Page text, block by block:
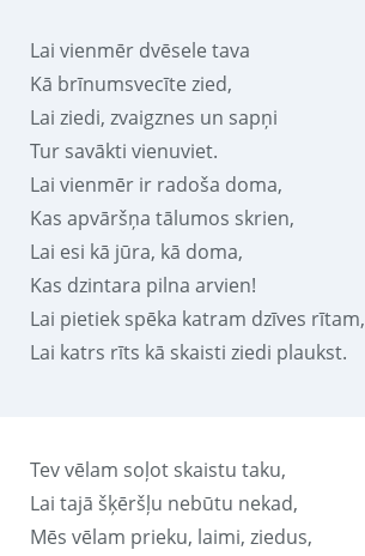
Lai vienmēr dvēsele tava
Kā brīnumsvecīte zied,
Lai ziedi, zvaigznes un sapņi
Tur savākti vienuviet.
Lai vienmēr ir radoša doma,
Kas apvāršņa tālumos skrien,
Lai esi kā jūra, kā doma,
Kas dzintara pilna arvien!
Lai pietiek spēka katram dzīves rītam,
Lai katrs rīts kā skaisti ziedi plaukst.
Tev vēlam soļot skaistu taku,
Lai tajā šķēršļu nebūtu nekad,
Mēs vēlam prieku, laimi, ziedus,